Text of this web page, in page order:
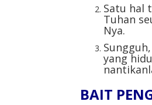
Satu hal
Tuhan
Nya.
yang
BAIT